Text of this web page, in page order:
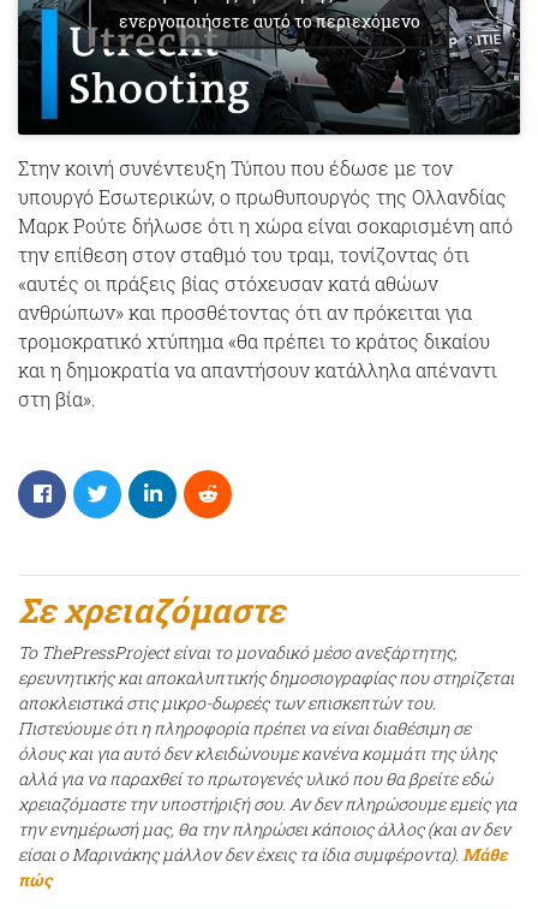
ενεργοποιήσετε αυτό το περιεχόμενο
Στην κοινή συνέντευξη Τύπου που έδωσε με τον
υπουργό Εσωτερικών, ο πρωθυπουργός της Ολλανδίας
Μαρκ Ρούτε δήλωσε ότι η χώρα είναι σοκαρισμένη από
την επίθεση στον σταθμό του τραμ, τονίζοντας ότι
«αυτές οι πράξεις βίας στόχευσαν κατά αθώων
ανθρώπων» και προσθέτοντας ότι αν πρόκειται για
τρομοκρατικό χτύπημα «θα πρέπει το κράτος δικαίου
και η δημοκρατία να απαντήσουν κατάλληλα απέναντι
στη βία».
Σε χρειαζόμαστε
Το ThePressProject είναι το μοναδικό μέσο ανεξάρτητης,
ερευνητικής και αποκαλυπτικής δημοσιογραφίας που στηρίζεται
αποκλειστικά στις μικρο-δωρεές των επισκεπτών του.
Πιστεύουμε ότι η πληροφορία πρέπει να είναι διαθέσιμη σε
όλους και για αυτό δεν κλειδώνουμε κανένα κομμάτι της ύλης
αλλά για να παραχθεί το πρωτογενές υλικό που θα βρείτε εδώ
χρειαζόμαστε την υποστήριξή σου. Αν δεν πληρώσουμε εμείς για
την ενημέρωσή μας, θα την πληρώσει κάποιος άλλος (και αν δεν
είσαι ο Μαρινάκης μάλλον δεν έχεις τα ίδια συμφέροντα). Μάθε
πώς